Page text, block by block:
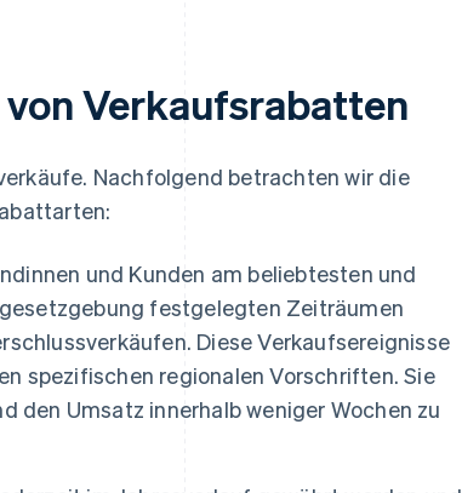
Verkaufsrabatten
Nachfolgend betrachten wir die
und Kunden am beliebtesten und
festgelegten Zeiträumen
Diese Verkaufsereignisse
spezifischen regionalen Vorschriften. Sie
den Umsatz innerhalb weniger Wochen zu